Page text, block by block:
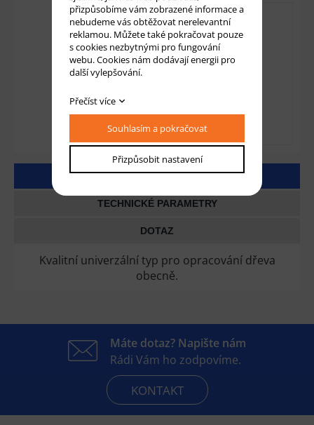
DETAILNÍ POPIS
TECHNICKÉ PARAMETRY
DOTAZ
Kvalitní univerzální typ pro opracování dřeva
obecně.
Máte dotaz? Napište nám
Rádi Vám ho zodpovíme.
KONTAKT
přizpůsobíme vám zobrazené informace a
nebudeme vás obtěžovat nerelevantní
reklamou. Můžete také pokračovat pouze
s cookies nezbytnými pro fungování
webu. Cookies nám dodávají energii pro
další vylepšování.
Přečíst více
Souhlasím a pokračovat
Přizpůsobit nastavení